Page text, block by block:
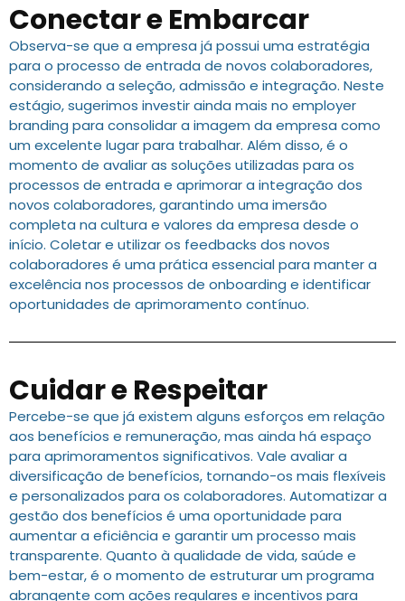
Conectar e Embarcar
Observa-se que a empresa já possui uma estratégia
para o processo de entrada de novos colaboradores,
considerando a seleção, admissão e integração. Neste
estágio, sugerimos investir ainda mais no employer
branding para consolidar a imagem da empresa como
um excelente lugar para trabalhar. Além disso, é o
momento de avaliar as soluções utilizadas para os
processos de entrada e aprimorar a integração dos
novos colaboradores, garantindo uma imersão
completa na cultura e valores da empresa desde o
início. Coletar e utilizar os feedbacks dos novos
colaboradores é uma prática essencial para manter a
excelência nos processos de onboarding e identificar
oportunidades de aprimoramento contínuo.
Cuidar e Respeitar
Percebe-se que já existem alguns esforços em relação
aos benefícios e remuneração, mas ainda há espaço
para aprimoramentos significativos. Vale avaliar a
diversificação de benefícios, tornando-os mais flexíveis
e personalizados para os colaboradores. Automatizar a
gestão dos benefícios é uma oportunidade para
aumentar a eficiência e garantir um processo mais
transparente. Quanto à qualidade de vida, saúde e
bem-estar, é o momento de estruturar um programa
abrangente com ações regulares e incentivos para